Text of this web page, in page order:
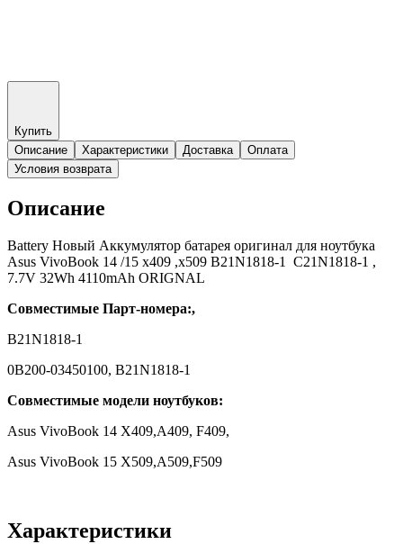
Купить
Описание
Характеристики Доставка
Оплата
Условия возврата
Описание
Battery Новый Аккумулятор батарея оригинал для ноутбука
Asus VivoBook 14 /15 x409 ,x509 B21N1818-1 C21N1818-1 ,
7.7V 32Wh 4110mAh ORIGNAL
Совместимые Парт-номера:,
B21N1818-1
0B200-03450100, B21N1818-1
Совместимые модели ноутбуков:
Asus VivoBook 14 X409,A409, F409,
Asus VivoBook 15 X509,A509,F509
Характеристики